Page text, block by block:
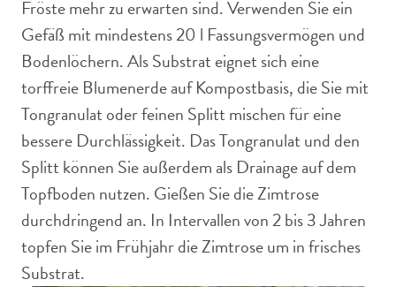
Fröste mehr zu erwarten sind. Verwenden Sie ein
Gefäß mit mindestens 20 l Fassungsvermögen und
Bodenlöchern. Als Substrat eignet sich eine
torffreie Blumenerde auf Kompostbasis, die Sie mit
Tongranulat oder feinen Splitt mischen für eine
bessere Durchlässigkeit. Das Tongranulat und den
Splitt können Sie außerdem als Drainage auf dem
Topfboden nutzen. Gießen Sie die Zimtrose
durchdringend an. In Intervallen von 2 bis 3 Jahren
topfen Sie im Frühjahr die Zimtrose um in frisches
Substrat.